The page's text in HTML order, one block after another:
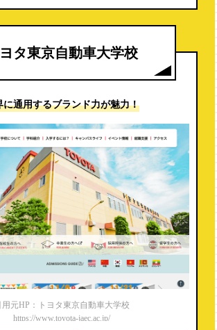
ヨタ東京自動車大学校
に通用するブランド力が魅力！
用元HP：トヨタ東京自動車大学校
https://www.toyota-jaec.ac.jp/